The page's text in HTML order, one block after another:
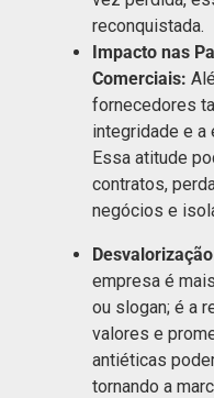
reconquistada.
Impacto nas
Comerciais:
fornecedores
integridade e a
Essa atitude
contratos,
negócios e
empresa é
ou slogan; é a
valores e
antiéticas
tornando a